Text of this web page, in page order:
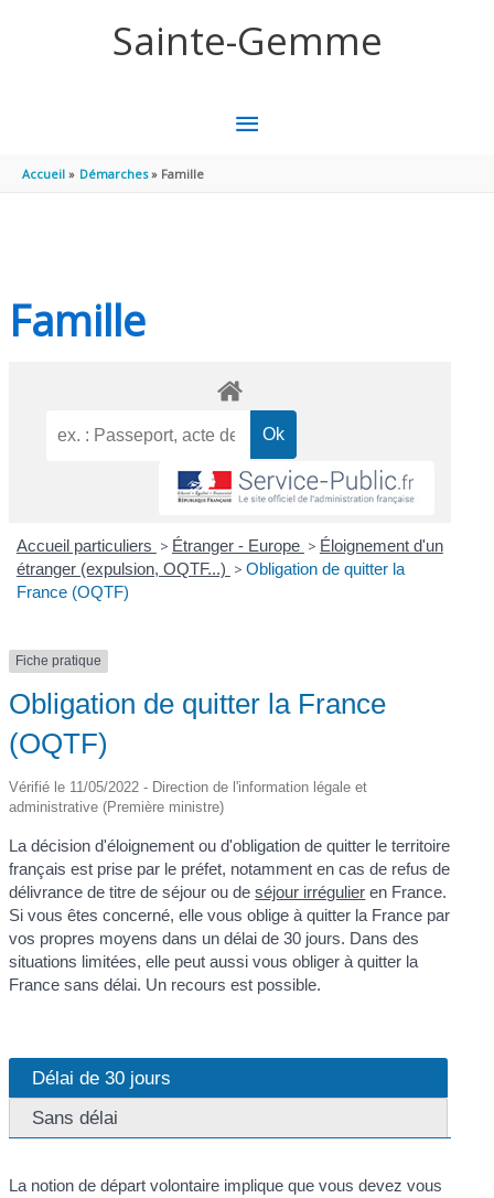
Sainte-Gemme
MENU
Accueil Démarches Famille
Famille
Accueil particuliers > Étranger - Europe > Éloignement d'un
étranger (expulsion, OQTF...) > Obligation de quitter la
France (OQTF)
Fiche pratique
Obligation de quitter la France
(OQTF)
Vérifié le 11/05/2022 - Direction de l'information légale et
administrative (Première ministre)
La décision d'éloignement ou d'obligation de quitter le territoire
français est prise par le préfet, notamment en cas de refus de
délivrance de titre de séjour ou deséjour irrégulier en France.
Si vous êtes concerné, elle vous oblige à quitter la France par
vos propres moyens dans un délai de 30 jours. Dans des
situations limitées, elle peut aussi vous obliger à quitter la
France sans délai. Un recours est possible.
Délai de 30 jours
Sans délai
La notion de départ volontaire implique que vous devez vous